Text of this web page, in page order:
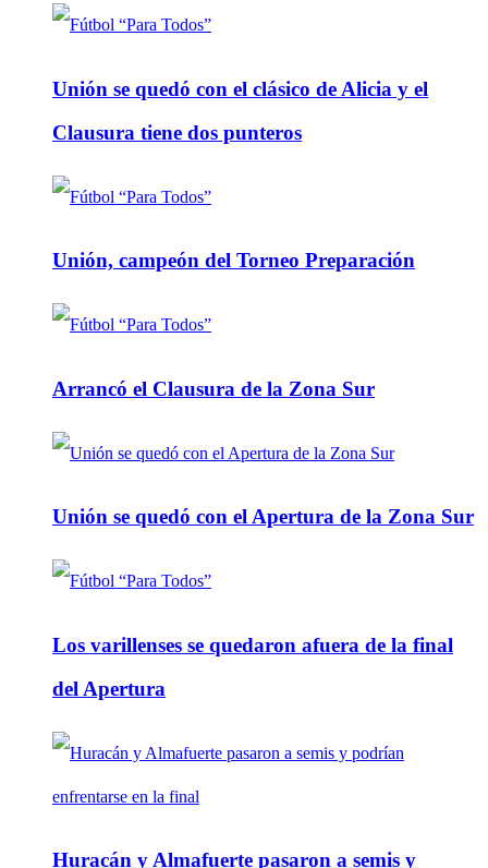
Unión se quedó con el clásico de Alicia y el
Clausura tiene dos punteros
Unión, campeón del Torneo Preparación
Arrancó el Clausura de la Zona Sur
Unión se quedó con el Apertura de la Zona Sur
Los varillenses se quedaron afuera de la final
del Apertura
Huracán y Almafuerte pasaron a semis y